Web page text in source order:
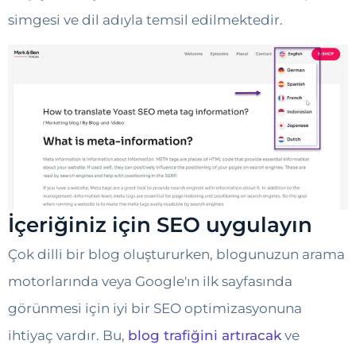
simgesi ve dil adıyla temsil edilmektedir.
İçeriğiniz için SEO uygulayın
Çok dilli bir blog oluştururken, blogunuzun arama
motorlarında veya Google'ın ilk sayfasında
görünmesi için iyi bir SEO optimizasyonuna
ihtiyaç vardır. Bu, blog trafiğini artıracak ve